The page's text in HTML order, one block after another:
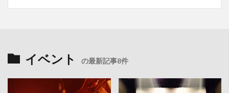
イベント の最新記事8件